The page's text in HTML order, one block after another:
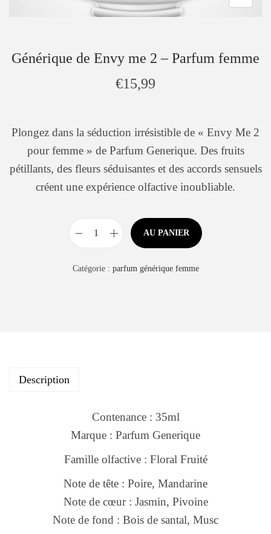
Générique de Envy me 2 – Parfum femme
€15,99
Plongez dans la séduction irrésistible de « Envy Me 2
pour femme » de Parfum Generique. Des fruits
pétillants, des fleurs séduisantes et des accords sensuels
créent une expérience olfactive inoubliable.
AU PANIER
Catégorie : parfum générique femme
Description
Contenance : 35ml
Marque : Parfum Generique
Famille olfactive : Floral Fruité
Note de tête : Poire, Mandarine
Note de cœur : Jasmin, Pivoine
Note de fond : Bois de santal, Musc